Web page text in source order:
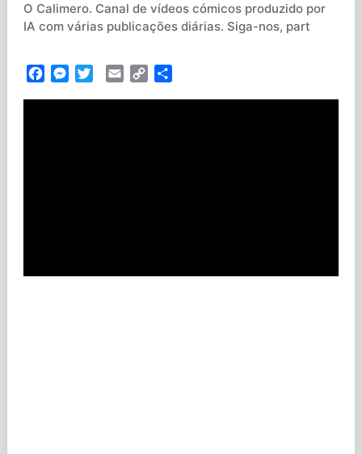
O Calimero. Canal de vídeos cómicos produzido por
IA com várias publicações diárias. Siga-nos, part
FacebookMessenger
TwitterEmail Copy